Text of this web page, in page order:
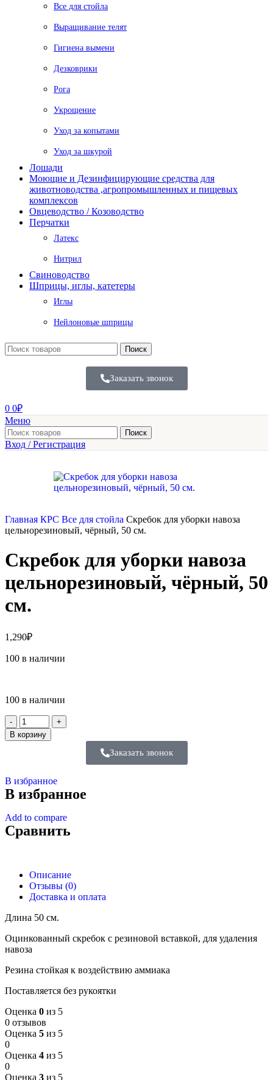
Все для стойла
Выращивание телят
Гигиена вымени
Дезковрики
Рога
Укрощение
Уход за копытами
Уход за шкурой
Лошади
Моющие и Дезинфицирующие средства для
животноводства ,агропромышленных и пищевых
комплексов
Овцеводство / Козоводство
Перчатки
Латекс
Нитрил
Свиноводство
Шприцы, иглы, катетеры
Иглы
Нейлоновые шприцы
Поиск
Заказать звонок
0 0₽
Меню
Поиск
Вход / Регистрация
Главная КРС Все для стойла Скребок для уборки навоза
цельнорезиновый, чёрный, 50 см.
Скребок для уборки навоза
цельнорезиновый, чёрный, 50
см.
1,290₽
100 в наличии
100 в наличии
В корзину
Заказать звонок
В избранное
В избранное
Add to compare
Сравнить
Описание
Отзывы (0)
Доставка и оплата
Длина 50 см.
Оцинкованный скребок с резиновой вставкой, для удаления
навоза
Резина стойкая к воздействию аммиака
Поставляется без рукоятки
Оценка 0 из 5
0 отзывов
Оценка 5 из 5
0
Оценка 4 из 5
0
Оценка 3 из 5